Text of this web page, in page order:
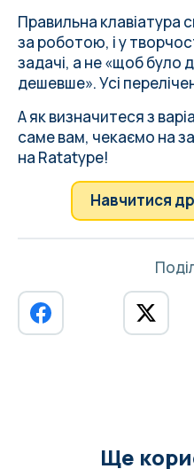
Правильна клавіатура
за роботою, і у
задачі, а не «щоб було
дешевше». Усі
А як визначитеся з
саме вам, чекаємо на
на Ratatype!
Навчитися
Ще